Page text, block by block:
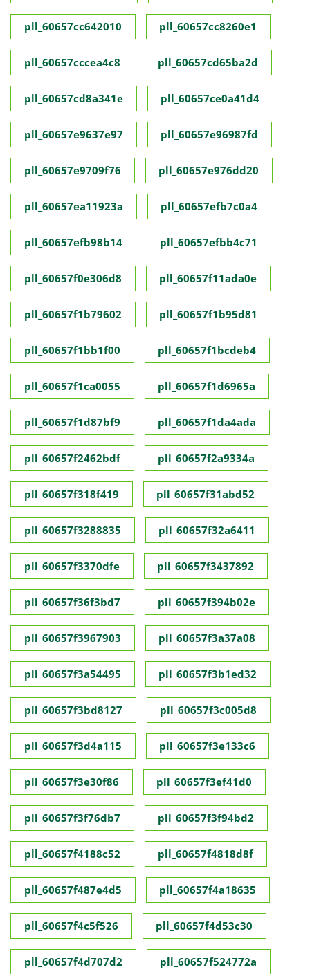
pll_60657cc642010 pll_60657cc8260e1
pll_60657cccea4c8 pll_60657cd65ba2d
pll_60657cd8a341e pll_60657ce0a41d4
pll_60657e9637e97 pll_60657e96987fd
pll_60657e9709f76 pll_60657e976dd20
pll_60657ea11923a pll_60657efb7c0a4
pll_60657efb98b14 pll_60657efbb4c71
pll_60657f0e306d8 pll_60657f11ada0e
pll_60657f1b79602 pll_60657f1b95d81
pll_60657f1bb1f00 pll_60657f1bcdeb4
pll_60657f1ca0055 pll_60657f1d6965a
pll_60657f1d87bf9 pll_60657f1da4ada
pll_60657f2462bdf pll_60657f2a9334a
pll_60657f318f419 pll_60657f31abd52
pll_60657f3288835 pll_60657f32a6411
pll_60657f3370dfe pll_60657f3437892
pll_60657f36f3bd7 pll_60657f394b02e
pll_60657f3967903 pll_60657f3a37a08
pll_60657f3a54495 pll_60657f3b1ed32
pll_60657f3bd8127 pll_60657f3c005d8
pll_60657f3d4a115 pll_60657f3e133c6
pll_60657f3e30f86 pll_60657f3ef41d0
pll_60657f3f76db7 pll_60657f3f94bd2
pll_60657f4188c52 pll_60657f4818d8f
pll_60657f487e4d5 pll_60657f4a18635
pll_60657f4c5f526 pll_60657f4d53c30
pll_60657f4d707d2 pll_60657f524772a